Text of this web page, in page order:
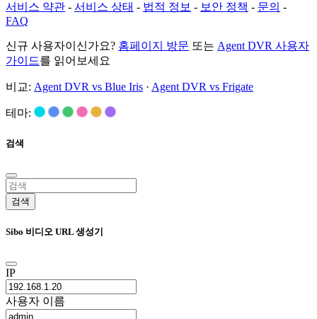
서비스 약관 - 서비스 상태 - 법적 정보 - 보안 정책 - 문의 -
FAQ
신규 사용자이신가요? 홈페이지 방문 또는 Agent DVR 사용자
가이드를 읽어보세요
비교: Agent DVR vs Blue Iris · Agent DVR vs Frigate
테마:
검색
검색
Sibo 비디오 URL 생성기
IP
사용자 이름